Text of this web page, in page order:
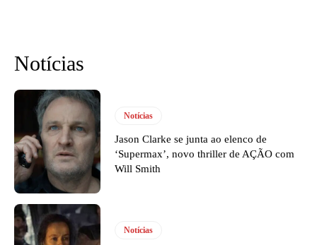
Notícias
Notícias
Jason Clarke se junta ao elenco de
‘Supermax’, novo thriller de AÇÃO com
Will Smith
Notícias